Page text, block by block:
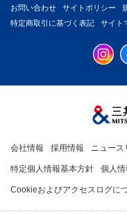
お問い合わせ サイトポリシー
特定商取引に基づく表記
サイト
会社情報 採用情報 ニュース
特定個人情報基本方針 個人
Cookieおよびアクセスログに